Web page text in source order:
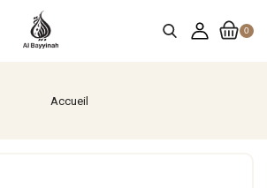
0
Accueil